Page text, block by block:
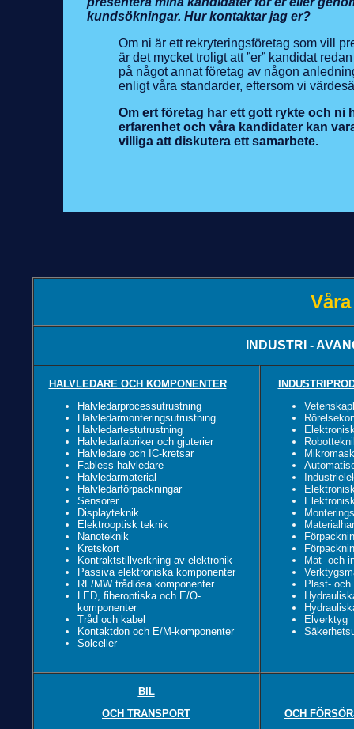
kundsökningar. Hur kontaktar jag er?
Om ni är ett rekryteringsföretag som vill
är det mycket troligt att ”er” kandidat
på något annat företag av någon
enligt våra standarder, eftersom vi
Om ert företag har ett gott rykte och
erfarenhet och våra kandidater kan
villiga att diskutera ett samarbete.
INDUSTRI -
HALVLEDARE OCH KOMPONENTER
Halvledarprocessutrustning
Halvledarmonteringsutrustning
Halvledartestutrustning
Halvledarfabriker och gjuterier
Halvledare och IC-kretsar
Fabless-halvledare
Halvledarmaterial
Halvledarförpackningar
Sensorer
Displayteknik
Elektrooptisk teknik
Nanoteknik
Kretskort
Kontraktstillverkning av elektronik
Passiva elektroniska komponenter
RF/MW trådlösa komponenter
LED, fiberoptiska och E/O-
komponenter
Tråd och kabel
Kontaktdon och E/M-komponenter
Solceller
Mät- och
Plast- och
Elverktyg
BIL
OCH TRANSPORT
OCH